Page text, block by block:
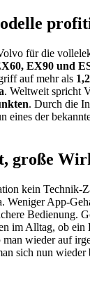
für die
EX90 und
auf mehr als
. Weltweit spricht
. Durch die
eines der
große
kein Technik-
Weniger App-
Bedienung.
im Alltag, ob ein
wieder auf
sich nun